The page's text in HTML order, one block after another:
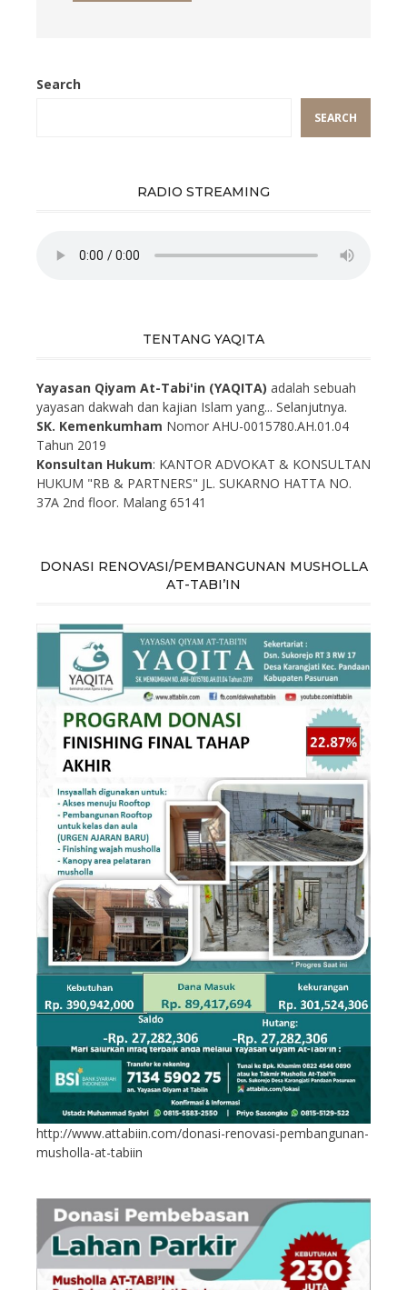
Search
SEARCH
RADIO STREAMING
TENTANG YAQITA
Yayasan Qiyam At-Tabi'in (YAQITA) adalah sebuah
yayasan dakwah dan kajian Islam yang... Selanjutnya.
SK. Kemenkumham Nomor AHU-0015780.AH.01.04
Tahun 2019
Konsultan Hukum: KANTOR ADVOKAT & KONSULTAN
HUKUM "RB & PARTNERS" JL. SUKARNO HATTA NO.
37A 2nd floor. Malang 65141
DONASI RENOVASI/PEMBANGUNAN MUSHOLLA
AT-TABI’IN
http://www.attabiin.com/donasi-renovasi-pembangunan-
musholla-at-tabiin